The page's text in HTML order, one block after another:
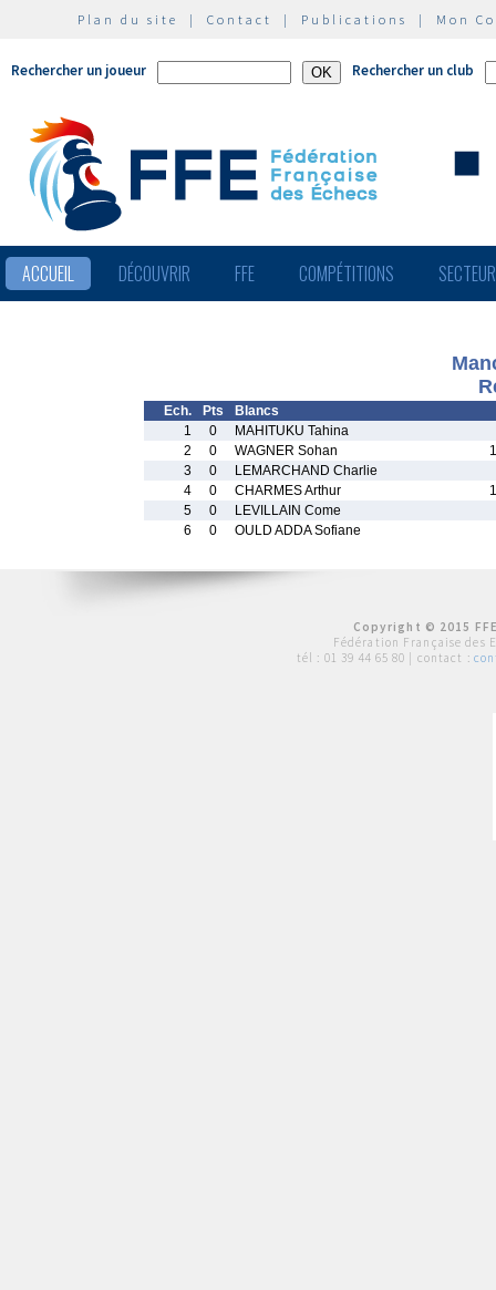
Plan du site | Contact | Publications | Mon
Rechercher un joueur Rechercher un club
ACCUEIL DÉCOUVRIR FFE COMPÉTITIONS
Ech. Pts
Blancs
1
0
MAHITUKU Tahina
2
0 WAGNER Sohan
3
0
LEMARCHAND Charlie
4
0 CHARMES Arthur
5
0
LEVILLAIN Come
6
0 OULD ADDA Sofiane
Copyright © 2015
Fédération Française des
tél : 01 39 44 65 80 | contact :